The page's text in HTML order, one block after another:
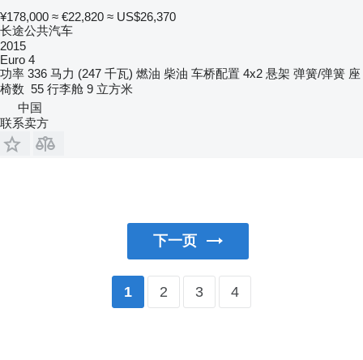
¥178,000 ≈ €22,820 ≈ US$26,370
长途公共汽车
2015
Euro 4
功率 336 马力 (247 千瓦) 燃油 柴油 车桥配置 4x2 悬架 弹簧/弹簧 座
椅数 55 行李舱 9 立方米
中国
联系卖方
下一页
1 2 3 4